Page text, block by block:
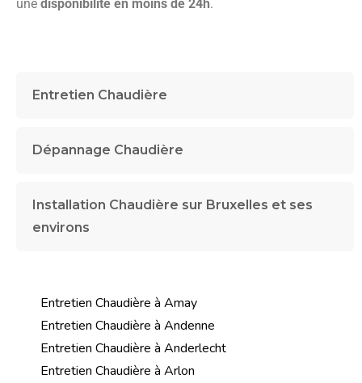
Entretien Chaudière
Dépannage Chaudière
Installation Chaudière sur Bruxelles et ses
environs
une disponibilité en moins de 24h.
Entretien Chaudière à Amay
Entretien Chaudière à Andenne
Entretien Chaudière à Anderlecht
Entretien Chaudière à Arlon